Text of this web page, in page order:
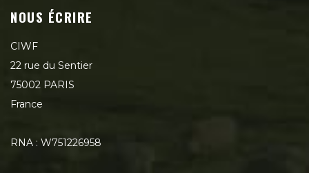
NOUS ÉCRIRE
CIWF
22 rue du Sentier
75002 PARIS
France
RNA : W751226958